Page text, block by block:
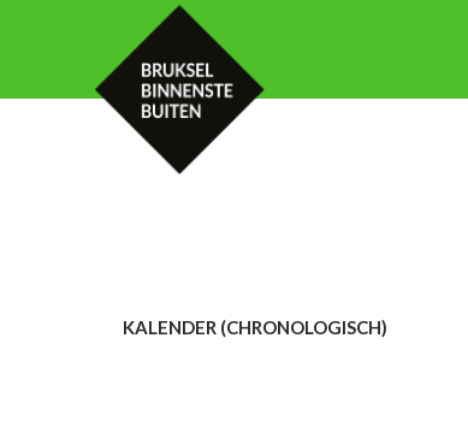
KALENDER (CHRONOLOGISCH)